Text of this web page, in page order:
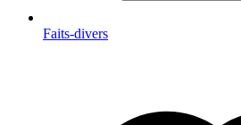
Faits-divers